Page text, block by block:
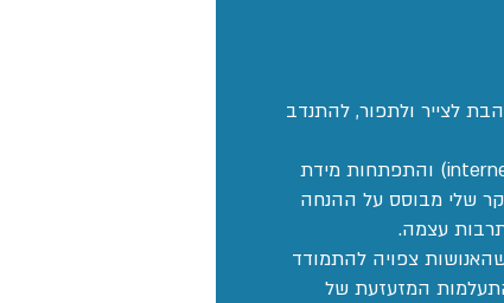
לצייר ולתפור, להתנדב
במסגרת תכנית אידיאה, אני חוקרת על ממים אינטרנטיים (internet memes) והתפתחות מידת
שלי מבוסס על ההנחה
עצמה.
צפויה להתמודד
המזעזעת של